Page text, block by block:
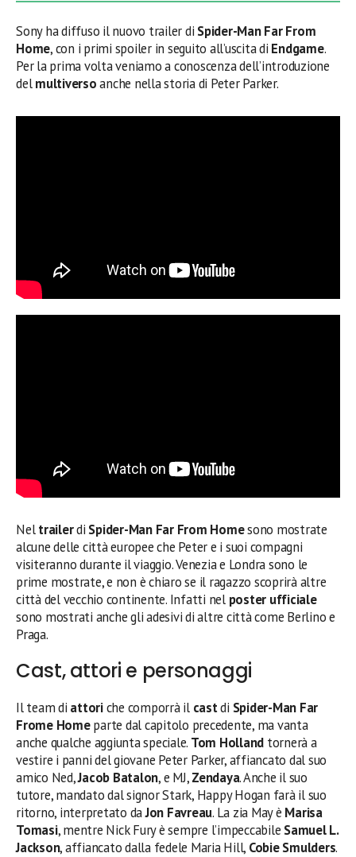
Sony ha diffuso il nuovo trailer di Spider-Man Far From
Home, con i primi spoiler in seguito all’uscita di Endgame.
Per la prima volta veniamo a conoscenza dell’introduzione
delmultiversoanche nella storia di Peter Parker.
Neltrailerdi Spider-Man Far From Homesono mostrate
alcune delle città europee che Peter e i suoi compagni
visiteranno durante il viaggio. Venezia e Londra sono le
prime mostrate, e non è chiaro se il ragazzo scoprirà altre
città del vecchio continente. Infatti nel poster ufficiale
sono mostrati anche gli adesivi di altre città come Berlino e
Praga.
Cast, attori e personaggi
Il team di attoriche comporrà ilcastdi Spider-Man Far
Frome Homeparte dal capitolo precedente, ma vanta
anche qualche aggiunta speciale. Tom Holland tornerà a
vestire i panni del giovane Peter Parker, affiancato dal suo
amico Ned,Jacob Batalon, e MJ,Zendaya. Anche il suo
tutore, mandato dal signor Stark, Happy Hogan farà il suo
ritorno, interpretato daJon Favreau. La zia May è Marisa
Tomasi, mentre Nick Fury è sempre l’impeccabile Samuel L.
Jackson, affiancato dalla fedele Maria Hill, Cobie Smulders.